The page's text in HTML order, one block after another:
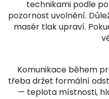
technikami podle
pozornost uvolnění.
masér tlak upraví.
Komunikace během
třeba držet formální
— teplota místnosti,